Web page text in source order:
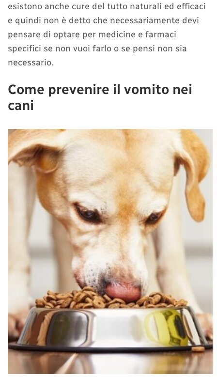
esistono anche cure del tutto naturali ed efficaci
e quindi non è detto che necessariamente devi
pensare di optare per medicine e farmaci
specifici se non vuoi farlo o se pensi non sia
necessario.
Come prevenire il vomito nei
cani